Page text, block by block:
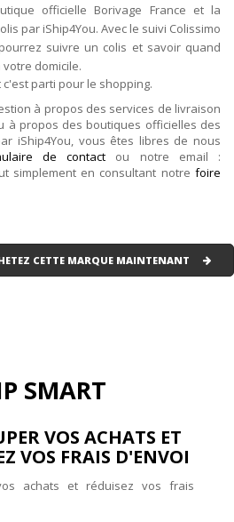
officielle Borivage France et la
par iShip4You. Avec le suivi Colissimo
suivre un colis et savoir quand
domicile.
c'est parti pour le shopping.
à propos des services de livraison
à propos des boutiques officielles des
iShip4You, vous êtes libres de nous
de contact ou notre email :
simplement en consultant notre foire
CETTE MARQUE MAINTENANT
SMART
VOS ACHATS ET
VOS FRAIS D'ENVOI
achats et réduisez vos frais